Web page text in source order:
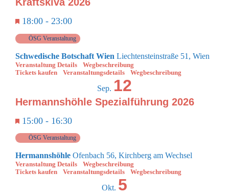
Empfohlen
18:00 - 23:00
ÖSG Veranstaltung
Schwedische Botschaft Wien Liechtensteinstraße 51, Wien
Veranstaltung Details
Wegbeschreibung
Tickets kaufen
Veranstaltungsdetails Wegbeschreibung
Sep. 12
Hermannshöhle Spezialführung 2026
Empfohlen
15:00 - 16:30
ÖSG Veranstaltung
Hermannshöhle Ofenbach 56, Kirchberg am Wechsel
Veranstaltung Details
Wegbeschreibung
Tickets kaufen
Veranstaltungsdetails Wegbeschreibung
Okt. 5